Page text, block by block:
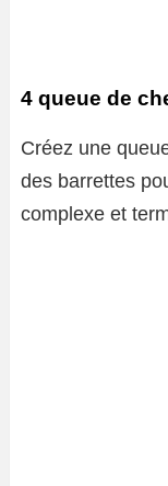
4 queue de
Créez une
des barrettes
complexe et